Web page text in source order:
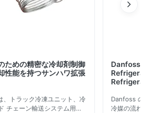
ための精密な冷却剤制御
性能を持つサンハワ拡張
、トラック冷凍ユニット、冷
チェーン輸送システム用に
Danfoss
Danfoss の
冷媒の流れ